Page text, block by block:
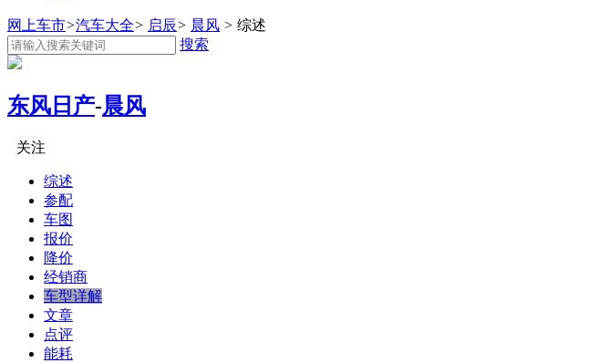
网上车市>汽车大全> 启辰> 晨风 > 综述
搜索
东风日产-晨风
关注
综述
参配
车图
报价
降价
经销商
车型详解
文章
点评
能耗